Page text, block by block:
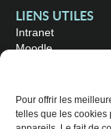
Pour offrir les
telles que les cookies
LIENS UTILES
Intranet
Moodle
OÙ NOUS